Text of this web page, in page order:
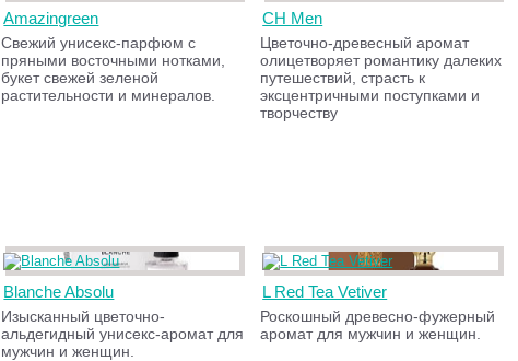
Amazingreen
Свежий унисекс-парфюм с
пряными восточными нотками,
букет свежей зеленой
растительности и минералов.
CH Men
Цветочно-древесный аромат
олицетворяет романтику далеких
путешествий, страсть к
эксцентричными поступками и
творчеству
Blanche Absolu
Изысканный цветочно-
альдегидный унисекс-аромат для
мужчин и женщин.
L Red Tea Vetiver
Роскошный древесно-фужерный
аромат для мужчин и женщин.